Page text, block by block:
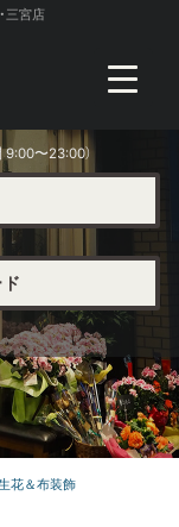
三宮店
〜23:00）
花＆布装飾